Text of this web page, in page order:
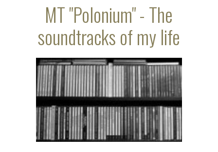
MT "Polonium" - The
soundtracks of my life